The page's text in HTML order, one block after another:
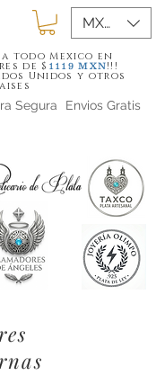
Envios Gratis
Segura
todo Mexico en
de $ 1119 MXN!!!
Unidos y otros
MXN ($)